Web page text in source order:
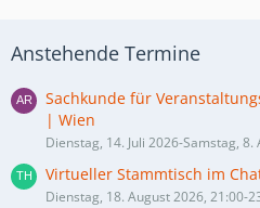
Anstehende Termine
Sachkunde für
| Wien
Dienstag, 14. Juli 2026-Samstag, 8.
Virtueller Stammtisch im
Dienstag, 18. August 2026, 21:00-